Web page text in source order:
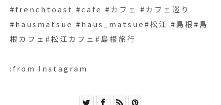
#frenchtoast #cafe #カフェ #カフェ巡り
#hausmatsue #haus_matsue#松江 #島根#島
根カフェ#松江カフェ#島根旅行
:from Instagram